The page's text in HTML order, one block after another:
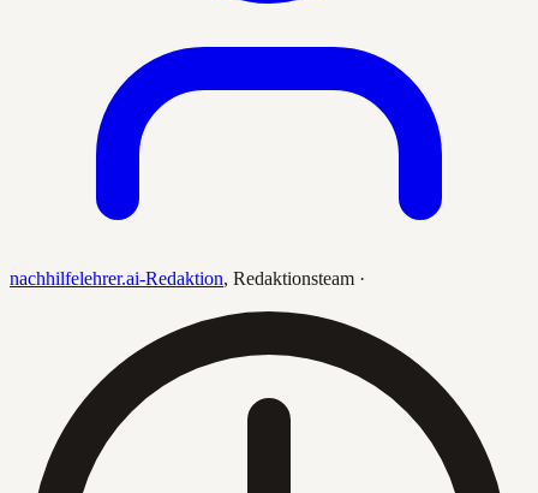
nachhilfelehrer.ai-Redaktion, Redaktionsteam ·